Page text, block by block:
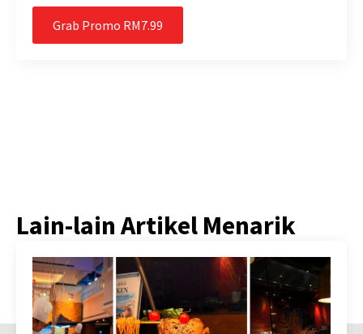
Grab Promo RM7.99
Lain-lain Artikel Menarik